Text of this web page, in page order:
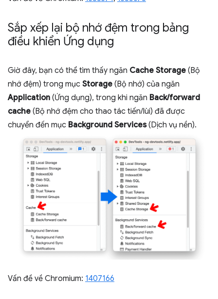
Sắp xếp lại bộ nhớ đệm trong bảng
điều khiển Ứng dụng
Giờ đây, bạn có thể tìm thấy ngăn Cache Storage (Bộ
nhớ đệm) trong mục Storage (Bộ nhớ) của ngăn
Application (Ứng dụng), trong khi ngăn Back/forward
cache (Bộ nhớ đệm cho thao tác tiến/lùi) đã được
chuyển đến mục Background Services(Dịch vụ nền).
Vấn đề về Chromium: 1407166